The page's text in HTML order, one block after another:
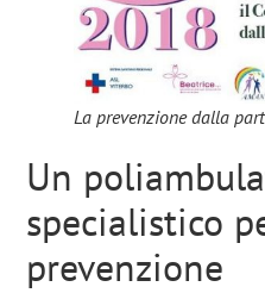
La prevenzione dalla
Un
specialistico
prevenzione